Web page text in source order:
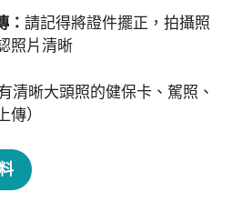
： 請記得將證件擺正，拍攝照
照片清晰
清晰大頭照的健保卡、駕照、
傳）